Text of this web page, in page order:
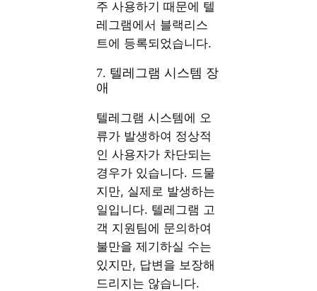
주 사용하기 때문에 텔
레그램에서 블랙리스
트에 등록되었습니다.
7. 텔레그램 시스템 장
애
텔레그램 시스템에 오
류가 발생하여 정상적
인 사용자가 차단되는
경우가 있습니다. 드물
지만, 실제로 발생하는
일입니다. 텔레그램 고
객 지원팀에 문의하여
불만을 제기하실 수는
있지만, 답변을 보장해
드리지는 않습니다.